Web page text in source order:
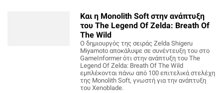
Και η Monolith Soft στην ανάπτυξη
του The Legend Of Zelda: Breath Of
The Wild
Ο δημιουργός της σειράς Zelda Shigeru
Miyamoto αποκάλυψε σε συνέντευξη του στο
GameInformer ότι στην ανάπτυξη του The
Legend Of Zelda: Breath Of The Wild
εμπλέκονται πάνω από 100 επιτελικά στελέχη
της Monolith Soft, γνωστή για την ανάπτυξη
του Xenoblade.